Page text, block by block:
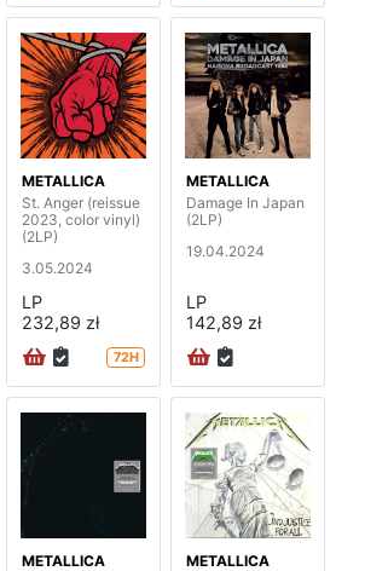
METALLICA
St. Anger (reissue
2023, color vinyl)
(2LP)
3.05.2024
LP
232,89 zł
72H
METALLICA
Damage In Japan
(2LP)
19.04.2024
LP
142,89 zł
METALLICA
METALLICA